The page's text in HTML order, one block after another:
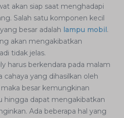
akan siap saat menghadapi
Salah satu komponen kecil
besar adalah lampu mobil .
akan mengakibatkan
tidak jelas.
harus berkendara pada malam
cahaya yang dihasilkan oleh
besar kemungkinan
hingga dapat mengakibatkan
Ada beberapa hal yang